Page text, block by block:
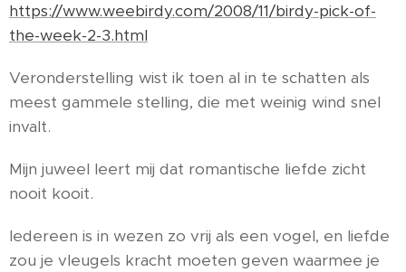
https://www.weebirdy.com/2008/11/birdy-pick-of-
the-week-2-3.html
Veronderstelling wist ik toen al in te schatten als
meest gammele stelling, die met weinig wind snel
invalt.
Mijn juweel leert mij dat romantische liefde zicht
nooit kooit.
Iedereen is in wezen zo vrij als een vogel, en liefde
zou je vleugels kracht moeten geven waarmee je